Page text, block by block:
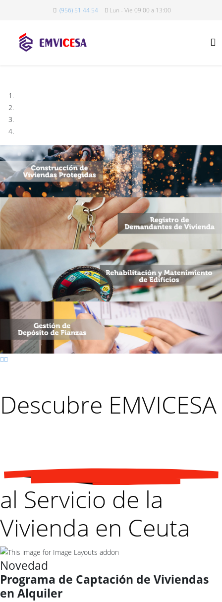
(956) 51 44 54 Lun - Vie 09:00 a 13:00
Descubre EMVICESA
al Servicio de la
Vivienda en Ceuta
Novedad
Programa de Captación de Viviendas
en Alquiler